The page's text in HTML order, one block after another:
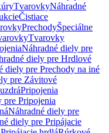
TvarovkyNáhradné
Čistiace
PrechodyŠpeciálne
Tvarovky
Náhradné diely pre
diely pre Hrdlové
diely pre Prechody na iné
pre Závitové
Pripojenia
pre Pripojenia
Náhradné diely pre
diely pre Pripájacie